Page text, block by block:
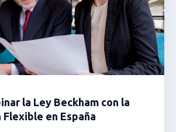
la Ley Beckham con la
en España